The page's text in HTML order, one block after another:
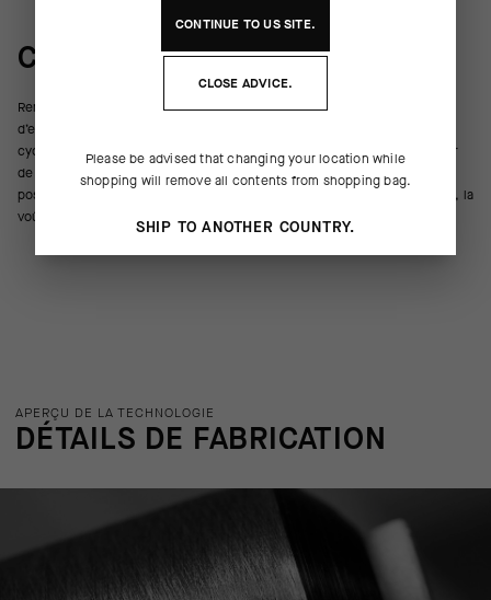
COULISSES DU PRODUIT
Remplaçant nos redoutables chaussettes GT C2, la plateforme
d’endurance S11 est une version plus robuste de la chaussette de
cyclisme ultime : légère, respirante et rafraîchissante avec une hauteur
de cheville universelle de 18 cm. Les fils résistant aux odeurs sont
positionnés pour offrir un maintien compressif léger sur les métatarses, la
voûte plantaire et la cheville.
APERÇU DE LA TECHNOLOGIE
DÉTAILS DE FABRICATION
CONTINUE TOUSSITE.
CLOSE ADVICE.
Please be advised that changing your location while
shopping will remove all contents from shopping bag.
SHIP TO ANOTHER COUNTRY.